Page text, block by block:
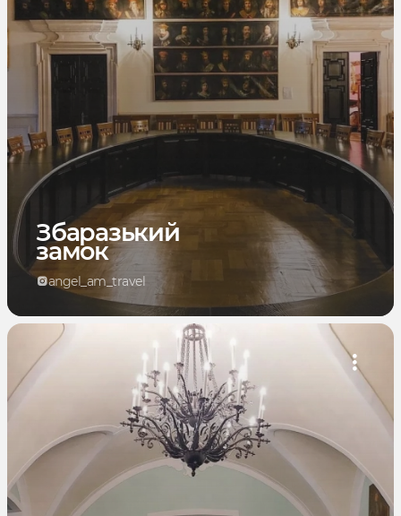
Збаразький
замок
angel_am_travel